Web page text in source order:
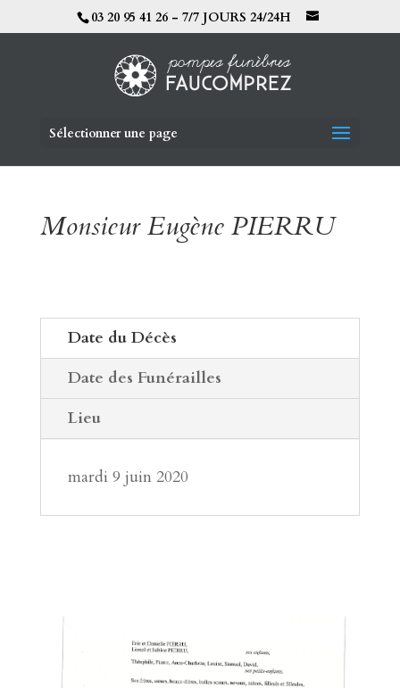
03 20 95 41 26 - 7/7 JOURS 24/24H
Sélectionner une page
Monsieur Eugène PIERRU
Date du Décès
Date des Funérailles
Lieu
mardi 9 juin 2020